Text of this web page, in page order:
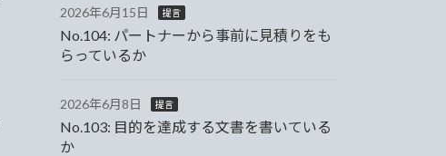
2026年6月15日 提言
No.104: パートナーから事前に見積りをも
らっているか
2026年6月8日 提言
No.103: 目的を達成する文書を書いている
か